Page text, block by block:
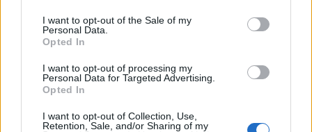
I want to opt-out of the Sale of my
Personal Data.
Opted In
I want to opt-out of processing my
Personal Data for Targeted Advertising.
Opted In
I want to opt-out of Collection, Use,
Retention, Sale, and/or Sharing of my
ФОРМИРАН МАКЕДОНСКИОТ
Мицкоски откри дека
човекот појма нема од
одлука“